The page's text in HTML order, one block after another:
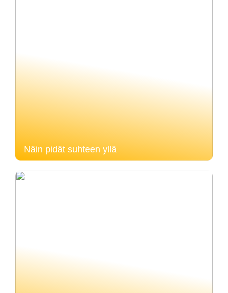
Näin pidät suhteen yllä